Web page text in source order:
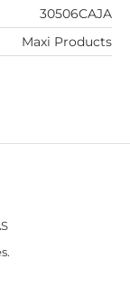
30506CAJA
Maxi Products